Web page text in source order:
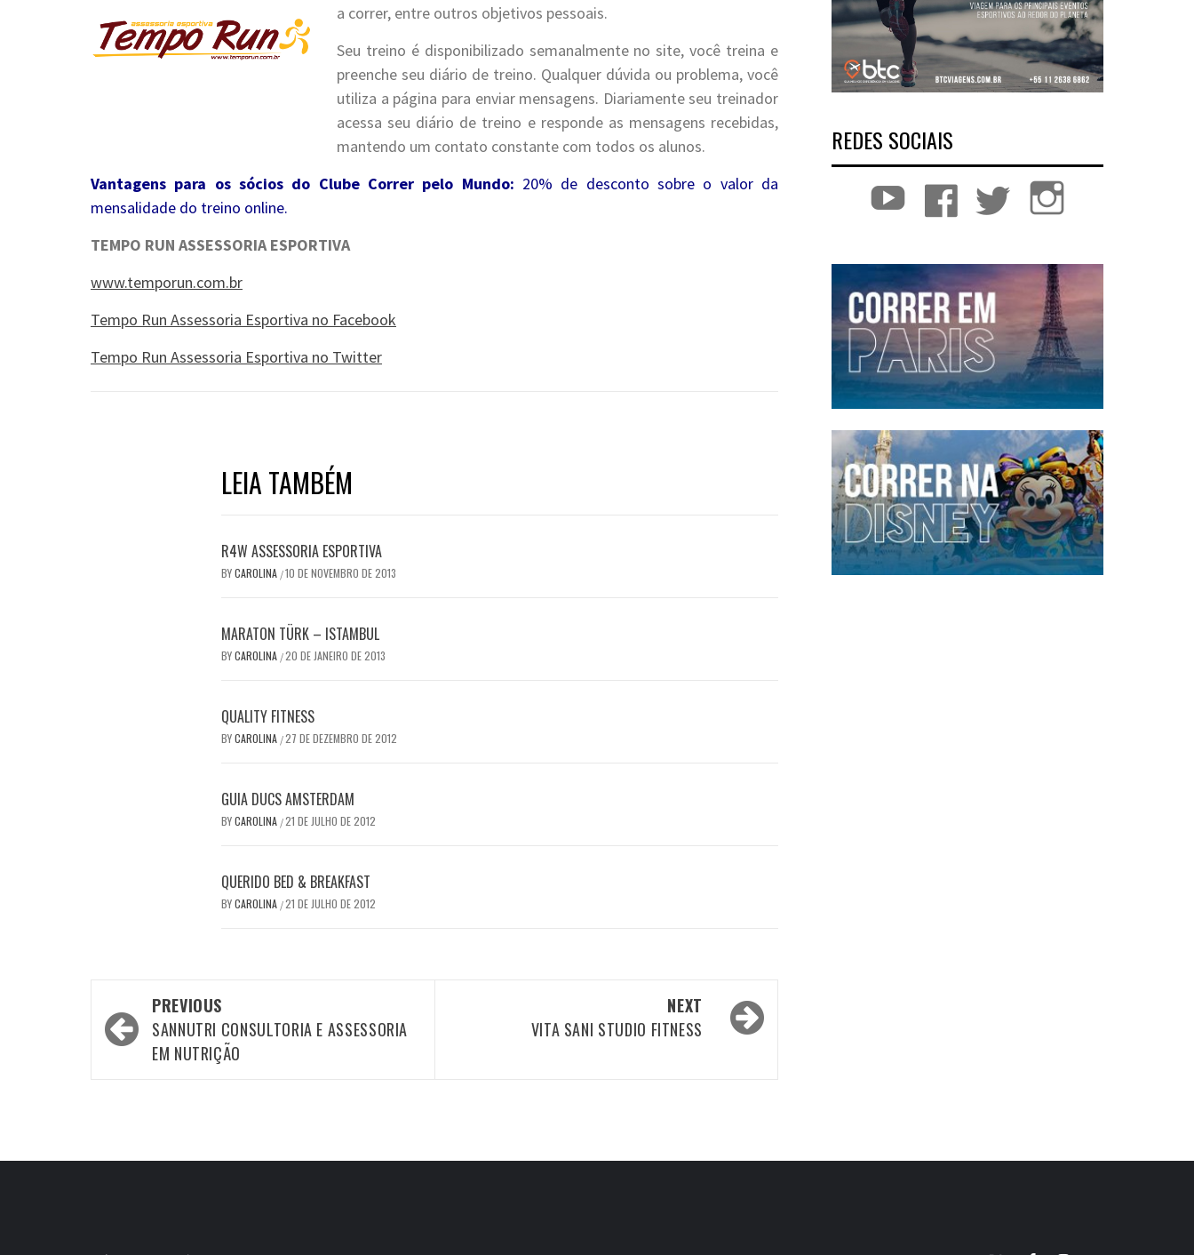
a correr, entre outros objetivos pessoais.
Seu treino é disponibilizado semanalmente no site, você treina e
preenche seu diário de treino. Qualquer dúvida ou problema, você
utiliza a página para enviar mensagens. Diariamente seu treinador
acessa seu diário de treino e responde as mensagens recebidas,
mantendo um contato constante com todos os alunos.
Vantagens para os sócios do Clube Correr pelo Mundo: 20% de desconto sobre o valor da
mensalidade do treino online.
TEMPO RUN ASSESSORIA ESPORTIVA
www.temporun.com.br
Tempo Run Assessoria Esportiva no Facebook
Tempo Run Assessoria Esportiva no Twitter
LEIA TAMBÉM
R4W ASSESSORIA ESPORTIVA
BYCAROLINA /10 DE NOVEMBRO DE 2013
MARATON TÜRK – ISTAMBUL
BYCAROLINA /20 DE JANEIRO DE 2013
QUALITY FITNESS
BYCAROLINA /27 DE DEZEMBRO DE 2012
GUIA DUCS AMSTERDAM
BYCAROLINA /21 DE JULHO DE 2012
QUERIDO BED & BREAKFAST
BYCAROLINA /21 DE JULHO DE 2012
Post
navigation
PREVIOUS
SANNUTRI CONSULTORIA E ASSESSORIA
EM NUTRIÇÃO
NEXT
VITA SANI STUDIO FITNESS
REDES SOCIAIS
YouTube Facebook Twitter